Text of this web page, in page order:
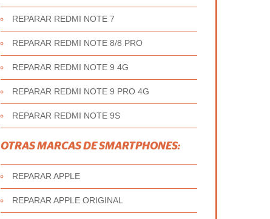
REPARAR REDMI NOTE 7
REPARAR REDMI NOTE 8/8 PRO
REPARAR REDMI NOTE 9 4G
REPARAR REDMI NOTE 9 PRO 4G
REPARAR REDMI NOTE 9S
OTRAS MARCAS DE SMARTPHONES:
REPARAR APPLE
REPARAR APPLE ORIGINAL